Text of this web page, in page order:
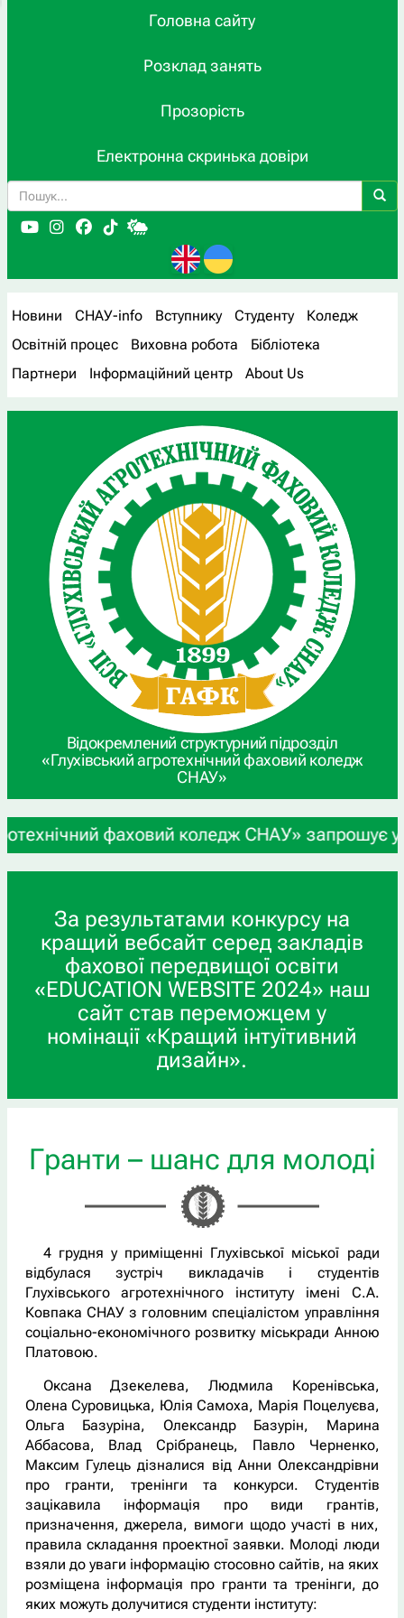
Головна сайту
Розклад занять
Прозорість
Електронна скринька довіри
Новини СНАУ-info Вступнику Студенту
Коледж
Освітній процес
Виховна робота
Бібліотека
Партнери
Інформаційний центр About Us
Відокремлений структурний підрозділ
«Глухівський агротехнічний фаховий коледж
СНАУ»
фаховий коледж СНАУ» запрошує учнів 9-
За результатами конкурсу на
кращий вебсайт серед закладів
фахової передвищої освіти
«EDUCATION WEBSITE 2024» наш
сайт став переможцем у
номінації «Кращий інтуїтивний
дизайн».
Гранти – шанс для молоді
4 грудня у приміщенні Глухівської міської ради
відбулася зустріч викладачів і студентів
Глухівського агротехнічного інституту імені С.А.
Ковпака СНАУ з головним спеціалістом управління
соціально-економічного розвитку міськради Анною
Платовою.
Оксана Дзекелева, Людмила Коренівська,
Олена Суровицька, Юлія Самоха, Марія Поцелуєва,
Ольга Базуріна, Олександр Базурін, Марина
Аббасова, Влад Срібранець, Павло Черненко,
Максим Гулець дізналися від Анни Олександрівни
про гранти, тренінги та конкурси. Студентів
зацікавила інформація про види грантів,
призначення, джерела, вимоги щодо участі в них,
правила складання проектної заявки. Молоді люди
взяли до уваги інформацію стосовно сайтів, на яких
розміщена інформація про гранти та тренінги, до
яких можуть долучитися студенти інституту: